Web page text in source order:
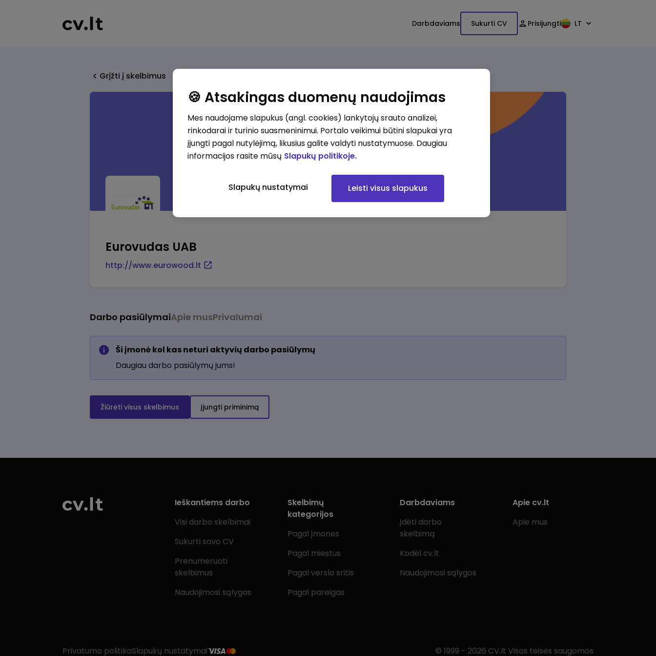
Darbdaviams Sukurti CV Prisijungti LT
Grįžti į skelbimus
Eurovudas UAB
http://www.eurowood.lt
Darbo pasiūlymaiApie musPrivalumai
Ši įmonė kol kas neturi aktyvių darbo pasiūlymų
Daugiau darbo pasiūlymų jums!
Žiūrėti visus skelbimus Įjungti priminimą
Ieškantiems darbo
Visi darbo skelbimai
Sukurti savo CV
Prenumeruoti
skelbimus
Naudojimosi sąlygos
Skelbimų
kategorijos
Pagal įmones
Pagal miestus
Pagal verslo sritis
Pagal pareigas
Darbdaviams
Įdėti darbo
skelbimą
Kodėl cv.lt
Naudojimosi sąlygos
Apie cv.lt
Apie mus
Privatumo politikaSlapukų nustatymai © 1999 - 2026 CV.lt Visos teisės saugomos
🍪 Atsakingas duomenų naudojimas
Mes naudojame slapukus (angl. cookies) lankytojų srauto analizei,
rinkodarai ir turinio suasmeninimui. Portalo veikimui būtini slapukai yra
įjungti pagal nutylėjimą, likusius galite valdyti nustatymuose. Daugiau
informacijos rasite mūsų Slapukų politikoje.
Slapukų nustatymai Leisti visus slapukus